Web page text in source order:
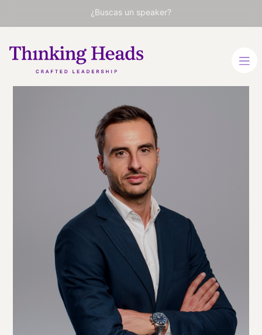
¿Buscas un speaker?
Sergi Ramo
CEO y Fundador de groWZ
Consultants. Consultor de
negocios y ventas, keynote
speaker y formador.
ESPAÑOL
VER PERFIL
Viaja
desde
ESPAÑA
BARCELONA